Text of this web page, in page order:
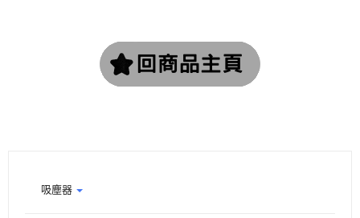
吸塵器